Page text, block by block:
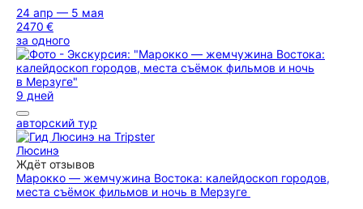
24 апр — 5 мая
2470 €
за одного
9 дней
авторский тур
Люсинэ
Ждёт отзывов
Марокко — жемчужина Востока: калейдоскоп городов,
места съёмок фильмов и ночь в Мерзуге